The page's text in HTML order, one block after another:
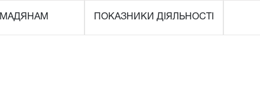
ПОКАЗНИКИ ДІЯЛЬНОСТІ